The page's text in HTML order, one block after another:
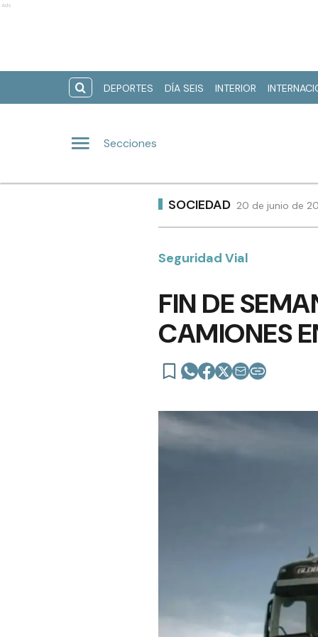
Ads
DEPORTES DÍA SEIS INTERIOR
Secciones
SOCIEDAD 20 de junio de
Seguridad Vial
FIN DE
CAMIONES